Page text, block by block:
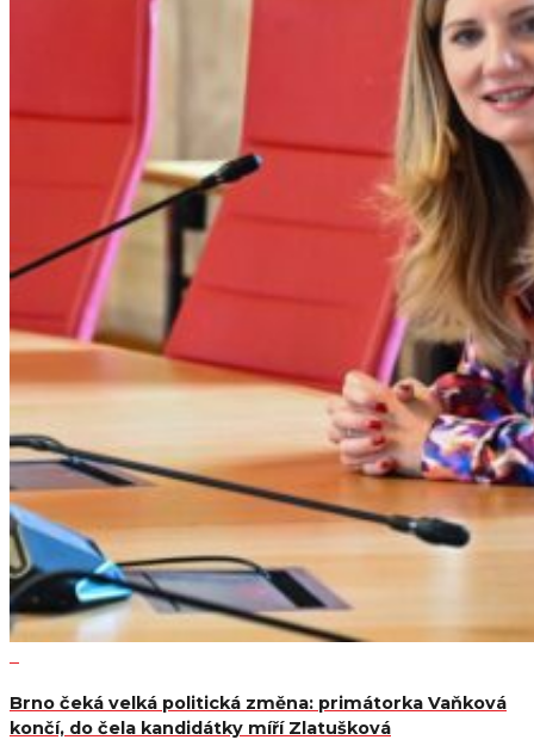
Brno čeká velká politická změna: primátorka Vaňková
končí, do čela kandidátky míří Zlatušková